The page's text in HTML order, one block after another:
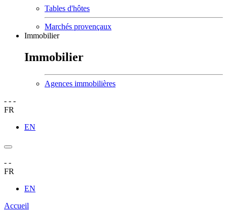
Tables d'hôtes
Marchés provençaux
Immobilier
Immobilier
Agences immobilières
- - -
FR
EN
- -
FR
EN
Accueil